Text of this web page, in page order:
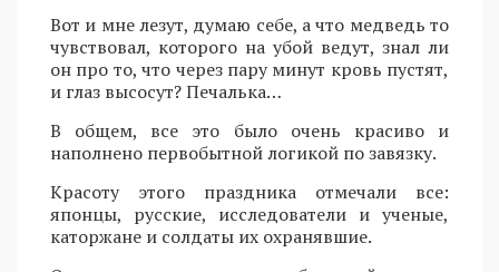
Вот и мне лезут, думаю себе, а что медведь то
чувствовал, которого на убой ведут, знал ли
он про то, что через пару минут кровь пустят,
и глаз высосут? Печалька…
В общем, все это было очень красиво и
наполнено первобытной логикой по завязку.
Красоту этого праздника отмечали все:
японцы, русские, исследователи и ученые,
каторжане и солдаты их охранявшие.